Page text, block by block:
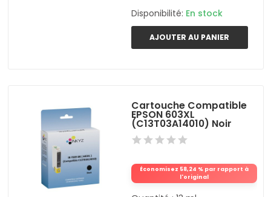
Disponibilité: En stock
AJOUTER AU PANIER
Cartouche Compatible
EPSON 603XL
(C13T03A14010) Noir
Économisez 58,24 % par rapport à
l'original